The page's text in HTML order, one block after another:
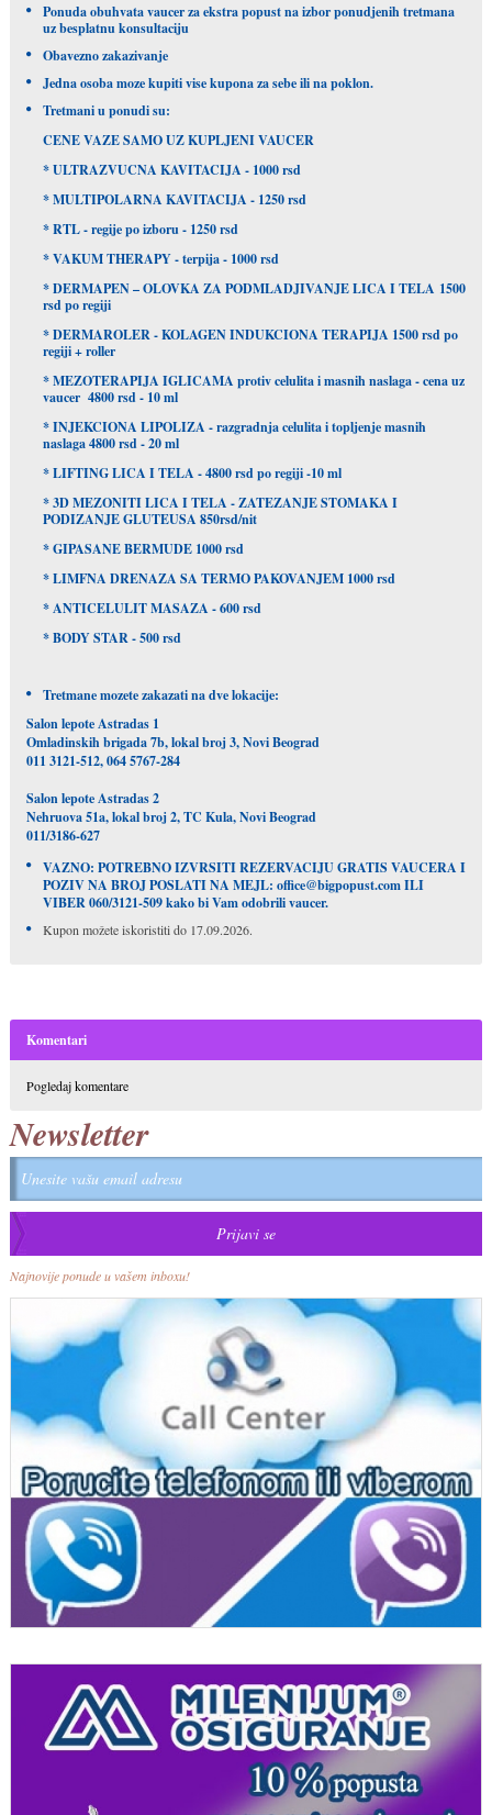
Ponuda obuhvata vaucer za ekstra popust na izbor ponudjenih tretmana
uz besplatnu konsultaciju
Obavezno zakazivanje
Jedna osoba moze kupiti vise kupona za sebe ili na poklon.
Tretmani u ponudi su:
CENE VAZE SAMO UZ KUPLJENI VAUCER
* ULTRAZVUCNA KAVITACIJA - 1000 rsd
* MULTIPOLARNA KAVITACIJA - 1250 rsd
* RTL - regije po izboru - 1250 rsd
* VAKUM THERAPY - terpija - 1000 rsd
* DERMAPEN – OLOVKA ZA PODMLADJIVANJE LICA I TELA 1500
rsd po regiji
* DERMAROLER - KOLAGEN INDUKCIONA TERAPIJA 1500 rsd po
regiji + roller
* MEZOTERAPIJA IGLICAMA protiv celulita i masnih naslaga - cena uz
vaucer 4800 rsd - 10 ml
* INJEKCIONA LIPOLIZA - razgradnja celulita i topljenje masnih
naslaga 4800 rsd - 20 ml
* LIFTING LICA I TELA - 4800 rsd po regiji -10 ml
* 3D MEZONITI LICA I TELA - ZATEZANJE STOMAKA I
PODIZANJE GLUTEUSA 850rsd/nit
* GIPASANE BERMUDE 1000 rsd
* LIMFNA DRENAZA SA TERMO PAKOVANJEM 1000 rsd
* ANTICELULIT MASAZA - 600 rsd
* BODY STAR - 500 rsd
Tretmane mozete zakazati na dve lokacije:
Salon lepote Astradas 1
Omladinskih brigada 7b, lokal broj 3, Novi Beograd
011 3121-512, 064 5767-284
Salon lepote Astradas 2
Nehruova 51a, lokal broj 2, TC Kula, Novi Beograd
011/3186-627
VAZNO: POTREBNO IZVRSITI REZERVACIJU GRATIS VAUCERA I
POZIV NA BROJ POSLATI NA MEJL: office@bigpopust.com ILI
VIBER 060/3121-509 kako bi Vam odobrili vaucer.
Kupon možete iskoristiti do 17.09.2026.
Komentari
Pogledaj komentare
Newsletter
Najnovije ponude u vašem inboxu!